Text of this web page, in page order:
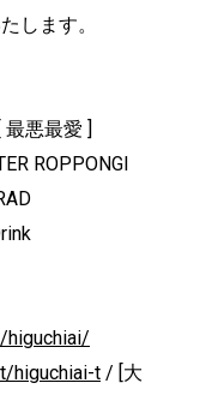
します。
最悪最愛 ]
ROPPONGI
higuchiai-t / [大